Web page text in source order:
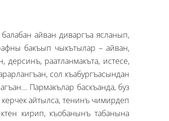
айван диваргъа ясланып,
бакъып чыкътылар – айван,
раатланмакъта, истесе,
сол къабургъасындан
Пармакълар баскъанда, буз
айтылса, тенинъ чимирдеп
кирип, къобанынъ табанына